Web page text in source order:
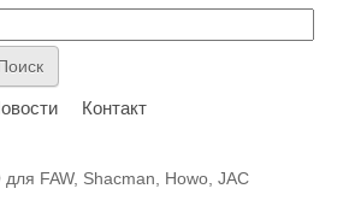
Контакт
FAW, Shacman, Howo, JAC